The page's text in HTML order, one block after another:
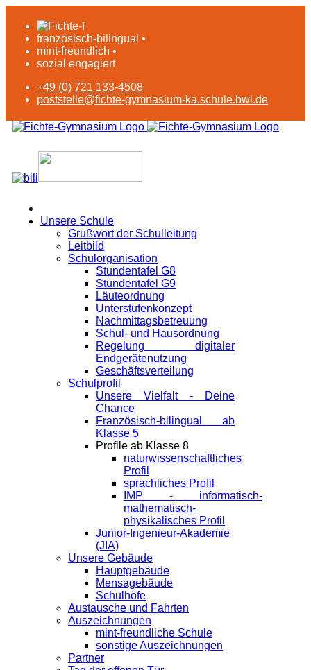
französisch-bilingual •
mint-freundlich •
sozial engagiert
+49 (0) 721 133-4508
poststelle@fichte-gymnasium-ka.schule.bwl.de
Unsere Schule
Grußwort der Schulleitung
Leitbild
Schulorganisation
Stundentafel G8
Stundentafel G9
Läuteordnung
Unterstufenkonzept
Nachmittagsbetreuung
Schul- und Hausordnung
Regelung digitaler
Endgeräte­nutzung
Geschäftsverteilung
Schulprofil
Unsere Vielfalt - Deine
Chance
Französisch-bilingual ab
Klasse 5
Profile ab Klasse 8
naturwissenschaftliches
Profil
sprachliches Profil
IMP - informatisch-
mathematisch-
physikalisches Profil
Junior-Ingenieur-Akademie
(JIA)
Unsere Gebäude
Hauptgebäude
Mensagebäude
Schulhöfe
Austausche und Fahrten
Auszeichnungen
mint-freundliche Schule
sonstige Auszeichnungen
Partner